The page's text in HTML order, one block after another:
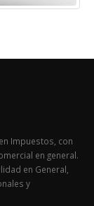
Impuestos, con
en general.
en General,
y